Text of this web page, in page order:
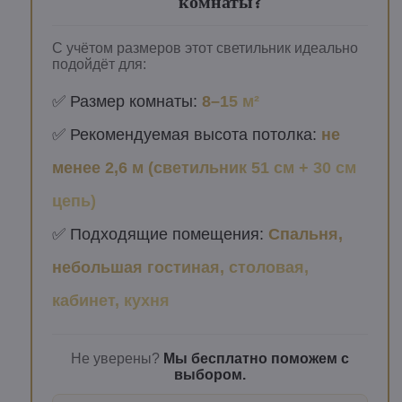
С учётом размеров этот светильник идеально
подойдёт для:
✅ Размер комнаты: 8–15 м²
✅ Рекомендуемая высота потолка: не
менее 2,6 м (светильник 51 см + 30 см
цепь)
✅ Подходящие помещения: Спальня,
небольшая гостиная, столовая,
кабинет, кухня
Не уверены? Мы бесплатно поможем с
выбором.